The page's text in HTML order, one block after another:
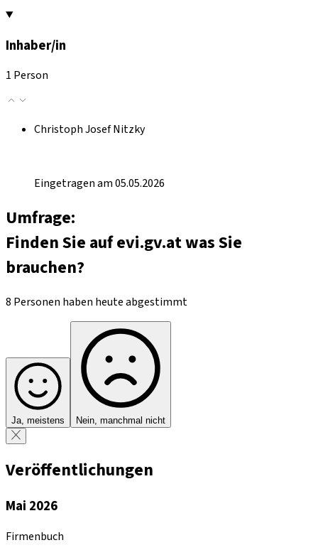
Inhaber/in
1 Person
Christoph Josef Nitzky
Eingetragen am 05.05.2026
Umfrage:
Finden Sie auf evi.gv.at was Sie
brauchen?
8 Personen haben heute abgestimmt
Ja, meistens Nein, manchmal nicht
Veröffentlichungen
Mai 2026
Firmenbuch